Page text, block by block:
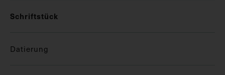
Schriftstück
Datierung